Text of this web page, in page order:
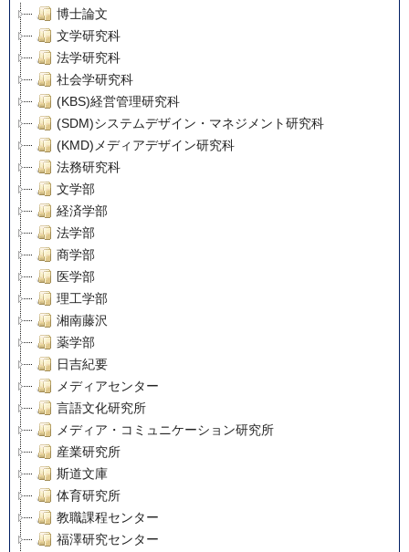
博士論文
文学研究科
法学研究科
社会学研究科
(KBS)経営管理研究科
(SDM)システムデザイン・マネジメント研究科
(KMD)メディアデザイン研究科
法務研究科
文学部
経済学部
法学部
商学部
医学部
理工学部
湘南藤沢
薬学部
日吉紀要
メディアセンター
言語文化研究所
メディア・コミュニケーション研究所
産業研究所
斯道文庫
体育研究所
教職課程センター
福澤研究センター